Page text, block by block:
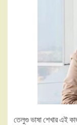
তেলুগু ভাষা শেখার এই